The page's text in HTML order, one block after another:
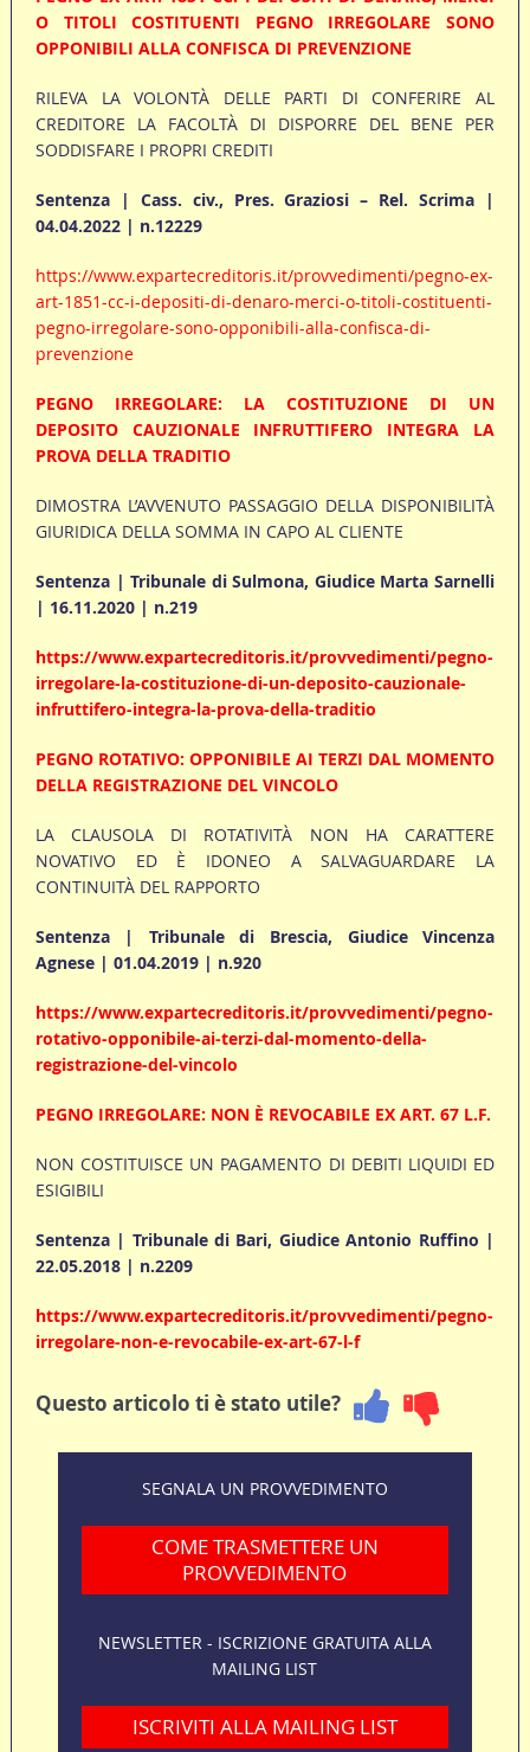
O TITOLI COSTITUENTI PEGNO IRREGOLARE SONO
OPPONIBILI ALLA CONFISCA DI PREVENZIONE
RILEVA LA VOLONTÀ DELLE PARTI DI CONFERIRE AL
CREDITORE LA FACOLTÀ DI DISPORRE DEL BENE PER
SODDISFARE I PROPRI CREDITI
Sentenza | Cass. civ., Pres. Graziosi – Rel. Scrima |
04.04.2022 | n.12229
https://www.expartecreditoris.it/provvedimenti/pegno-ex-
art-1851-cc-i-depositi-di-denaro-merci-o-titoli-costituenti-
pegno-irregolare-sono-opponibili-alla-confisca-di-
prevenzione
PEGNO IRREGOLARE: LA COSTITUZIONE DI UN
DEPOSITO CAUZIONALE INFRUTTIFERO INTEGRA LA
PROVA DELLA TRADITIO
DIMOSTRA L’AVVENUTO PASSAGGIO DELLA DISPONIBILITÀ
GIURIDICA DELLA SOMMA IN CAPO AL CLIENTE
Sentenza | Tribunale di Sulmona, Giudice Marta Sarnelli
| 16.11.2020 | n.219
https://www.expartecreditoris.it/provvedimenti/pegno-
irregolare-la-costituzione-di-un-deposito-cauzionale-
infruttifero-integra-la-prova-della-traditio
PEGNO ROTATIVO: OPPONIBILE AI TERZI DAL MOMENTO
DELLA REGISTRAZIONE DEL VINCOLO
LA CLAUSOLA DI ROTATIVITÀ NON HA CARATTERE
NOVATIVO ED È IDONEO A SALVAGUARDARE LA
CONTINUITÀ DEL RAPPORTO
Sentenza | Tribunale di Brescia, Giudice Vincenza
Agnese | 01.04.2019 | n.920
https://www.expartecreditoris.it/provvedimenti/pegno-
rotativo-opponibile-ai-terzi-dal-momento-della-
registrazione-del-vincolo
PEGNO IRREGOLARE: NON È REVOCABILE EX ART. 67 L.F.
NON COSTITUISCE UN PAGAMENTO DI DEBITI LIQUIDI ED
ESIGIBILI
Sentenza | Tribunale di Bari, Giudice Antonio Ruffino |
22.05.2018 | n.2209
https://www.expartecreditoris.it/provvedimenti/pegno-
irregolare-non-e-revocabile-ex-art-67-l-f
Questo articolo ti è stato utile?
SEGNALA UN PROVVEDIMENTO
COME TRASMETTERE UN
PROVVEDIMENTO
NEWSLETTER - ISCRIZIONE GRATUITA ALLA
MAILING LIST
ISCRIVITI ALLA MAILING LIST